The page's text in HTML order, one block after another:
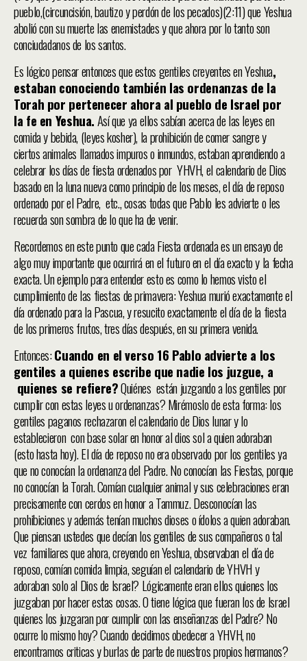
pueblo,(circuncisión, bautizo y perdón de los pecados)(2:11) que Yeshua
abolió con su muerte las enemistades y que ahora por lo tanto son
conciudadanos de los santos.
Es lógico pensar entonces que estos gentiles creyentes en Yeshua,
estaban conociendo también las ordenanzas de la
Torah por pertenecer ahora al pueblo de Israel por
la fe en Yeshua.Así que ya ellos sabían acerca de las leyes en
comida y bebida, (leyes kosher), la prohibición de comer sangre y
ciertos animales llamados impuros o inmundos, estaban aprendiendo a
celebrar los días de fiesta ordenados por YHVH, el calendario de Dios
basado en la luna nueva como principio de los meses, el día de reposo
ordenado por el Padre, etc., cosas todas que Pablo les advierte o les
recuerda son sombra de lo que ha de venir.
Recordemos en este punto que cada Fiesta ordenada es un ensayo de
algo muy importante que ocurrirá en el futuro en el día exacto y la fecha
exacta. Un ejemplo para entender esto es como lo hemos visto el
cumplimiento de las fiestas de primavera: Yeshua murió exactamente el
día ordenado para la Pascua, y resucito exactamente el día de la fiesta
de los primeros frutos, tres días después, en su primera venida.
Entonces:Cuando en el verso 16 Pablo advierte a los
gentiles a quienes escribe que nadie los juzgue, a
quienes se refiere?Quiénes están juzgando a los gentiles por
cumplir con estas leyes u ordenanzas? Mirémoslo de esta forma: los
gentiles paganos rechazaron el calendario de Dios lunar y lo
establecieron con base solar en honor al dios sol a quien adoraban
(esto hasta hoy). El día de reposo no era observado por los gentiles ya
que no conocían la ordenanza del Padre. No conocían las Fiestas, porque
no conocían la Torah. Comían cualquier animal y sus celebraciones eran
precisamente con cerdos en honor a Tammuz. Desconocían las
prohibiciones y además tenían muchos dioses o ídolos a quien adoraban.
Que piensan ustedes que decían los gentiles de sus compañeros o tal
vez familiares que ahora, creyendo en Yeshua, observaban el día de
reposo, comían comida limpia, seguían el calendario de YHVH y
adoraban solo al Dios de Israel? Lógicamente eran ellos quienes los
juzgaban por hacer estas cosas. O tiene lógica que fueran los de Israel
quienes los juzgaran por cumplir con las enseñanzas del Padre? No
ocurre lo mismo hoy? Cuando decidimos obedecer a YHVH, no
encontramos criticas y burlas de parte de nuestros propios hermanos?